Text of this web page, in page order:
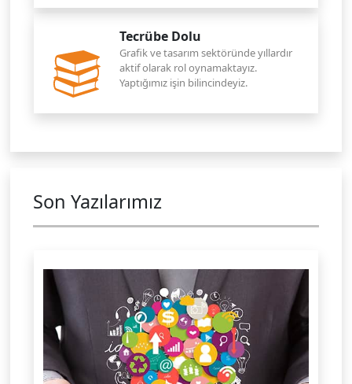
Tecrübe Dolu
Grafik ve tasarım sektöründe yıllardır
aktif olarak rol oynamaktayız.
Yaptığımız işin bilincindeyiz.
Son Yazılarımız